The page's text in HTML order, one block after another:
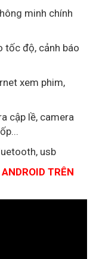
minh chính
tốc độ, cảnh báo
xem phim,
cập lề, camera
usb
TRÊN